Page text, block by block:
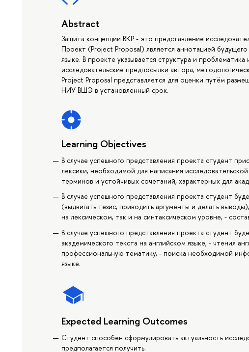
Abstract
Защита концепции ВКР - это представление
Проект (Project Proposal) является аннотацией
языке. В проекте указывается структура и
исследовательские предпосылки автора,
Project Proposal представляется для оценки путём
НИУ ВШЭ в установленный срок.
Learning Objectives
В случае успешного представления проекта студент
лексики, необходимой для написания
терминов и устойчивых сочетаний, характерных для
В случае успешного представления проекта студент
(выдвигать тезис, приводить аргументы и делать
на лексическом, так и на синтаксическом уровне, -
В случае успешного представления проекта студент
академического текста на английском языке; - чтения
профессиональную тематику, - поиска необходимой
языке.
Expected Learning Outcomes
Студент способен сформулировать актуальность
предполагается получить.